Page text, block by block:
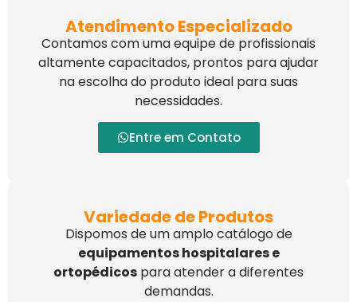
Atendimento Especializado
Contamos com uma equipe de profissionais
altamente capacitados, prontos para ajudar
na escolha do produto ideal para suas
necessidades.
Entre em Contato
Variedade de Produtos
Dispomos de um amplo catálogo de
equipamentos hospitalares e
ortopédicos para atender a diferentes
demandas.